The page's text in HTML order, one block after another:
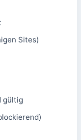
Sites)
gültig